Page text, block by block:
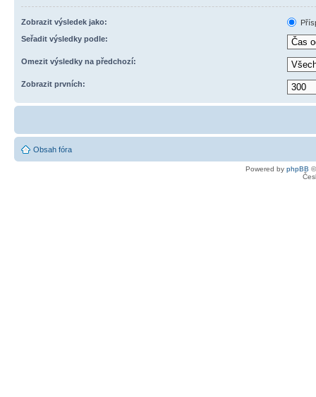
Zobrazit výsledek jako:
Seřadit výsledky podle:
Omezit výsledky na předchozí:
Zobrazit prvních:
Obsah fóra
Powered by phpBB